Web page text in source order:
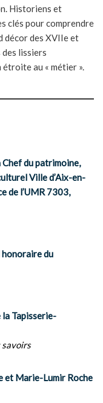
Historiens et
clés pour comprendre
décor des XVIIe et
lissiers
au « métier ».
du patrimoine,
Ville d’Aix-en-
de l’UMR 7303,
honoraire du
Tapisserie-
et Marie-Lumir Roche